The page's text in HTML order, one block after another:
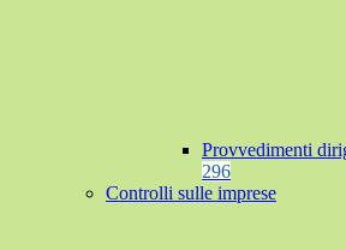
Provvedimenti
296
Controlli sulle imprese